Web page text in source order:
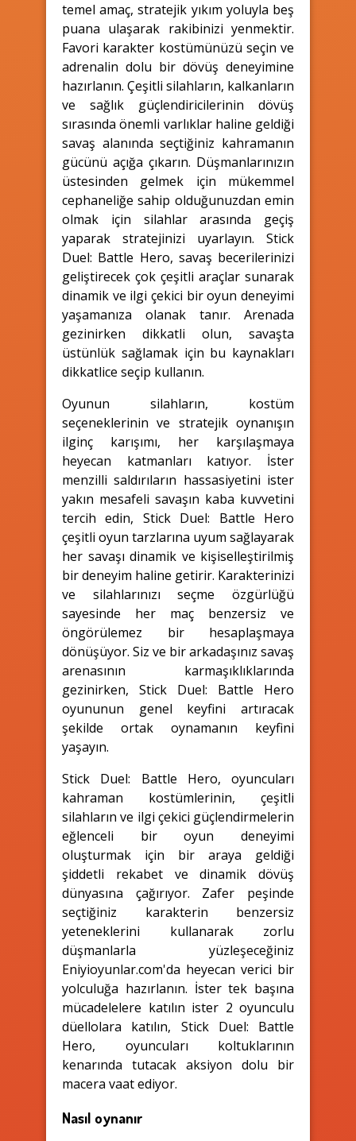
temel amaç, stratejik yıkım yoluyla beş
puana ulaşarak rakibinizi yenmektir.
Favori karakter kostümünüzü seçin ve
adrenalin dolu bir dövüş deneyimine
hazırlanın. Çeşitli silahların, kalkanların
ve sağlık güçlendiricilerinin dövüş
sırasında önemli varlıklar haline geldiği
savaş alanında seçtiğiniz kahramanın
gücünü açığa çıkarın. Düşmanlarınızın
üstesinden gelmek için mükemmel
cephaneliğe sahip olduğunuzdan emin
olmak için silahlar arasında geçiş
yaparak stratejinizi uyarlayın. Stick
Duel: Battle Hero, savaş becerilerinizi
geliştirecek çok çeşitli araçlar sunarak
dinamik ve ilgi çekici bir oyun deneyimi
yaşamanıza olanak tanır. Arenada
gezinirken dikkatli olun, savaşta
üstünlük sağlamak için bu kaynakları
dikkatlice seçip kullanın.
Oyunun silahların, kostüm
seçeneklerinin ve stratejik oynanışın
ilginç karışımı, her karşılaşmaya
heyecan katmanları katıyor. İster
menzilli saldırıların hassasiyetini ister
yakın mesafeli savaşın kaba kuvvetini
tercih edin, Stick Duel: Battle Hero
çeşitli oyun tarzlarına uyum sağlayarak
her savaşı dinamik ve kişiselleştirilmiş
bir deneyim haline getirir. Karakterinizi
ve silahlarınızı seçme özgürlüğü
sayesinde her maç benzersiz ve
öngörülemez bir hesaplaşmaya
dönüşüyor. Siz ve bir arkadaşınız savaş
arenasının karmaşıklıklarında
gezinirken, Stick Duel: Battle Hero
oyununun genel keyfini artıracak
şekilde ortak oynamanın keyfini
yaşayın.
Stick Duel: Battle Hero, oyuncuları
kahraman kostümlerinin, çeşitli
silahların ve ilgi çekici güçlendirmelerin
eğlenceli bir oyun deneyimi
oluşturmak için bir araya geldiği
şiddetli rekabet ve dinamik dövüş
dünyasına çağırıyor. Zafer peşinde
seçtiğiniz karakterin benzersiz
yeteneklerini kullanarak zorlu
düşmanlarla yüzleşeceğiniz
Eniyioyunlar.com'da heyecan verici bir
yolculuğa hazırlanın. İster tek başına
mücadelelere katılın ister 2 oyunculu
düellolara katılın, Stick Duel: Battle
Hero, oyuncuları koltuklarının
kenarında tutacak aksiyon dolu bir
macera vaat ediyor.
Nasıl oynanır